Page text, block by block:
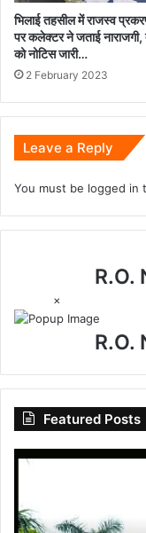
भिलाई तहसील में राजस्व
पर कलेक्टर ने जताई नाराजगी,
को नोटिस जारी…
2 February 2023
Leave a Reply
You must be logged in
R.O.
×
R.O.
Featured Posts
गाँव
से